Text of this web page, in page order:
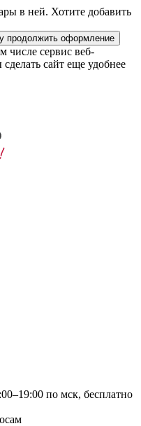
в ней. Хотите добавить
продолжить оформление
числе сервис веб-
сайт еще удобнее
по мск, бесплатно